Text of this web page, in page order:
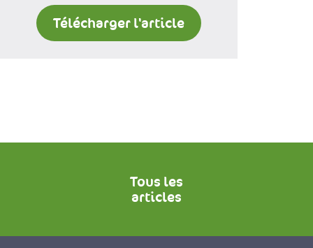
Télécharger l'article
Tous les
articles